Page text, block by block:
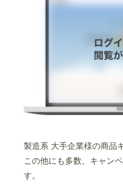
製造系 大手企業様の商品
この他にも多数、キャン
す。